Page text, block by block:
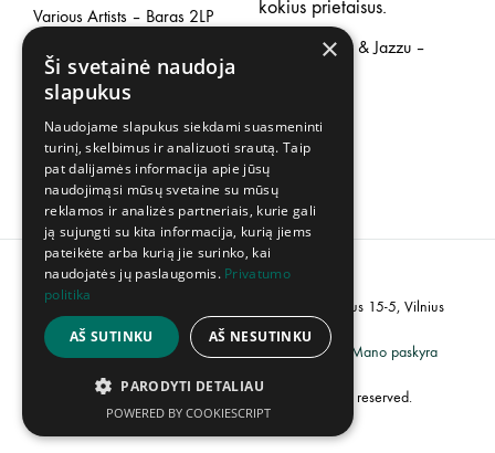
Various Artists – Baras 2LP
Leon Somov & Jazzu –
©2023 UAB „Creative Industries”. All rights reserved.
PVM kodas: LT100007358113, Adresas: Popieriaus 15-5, Vilnius
Grąžinimų politika Privatumo politika Mano paskyra
×
Ši svetainė naudoja
slapukus
Naudojame slapukus siekdami suasmeninti
turinį, skelbimus ir analizuoti srautą. Taip
pat dalijamės informacija apie jūsų
naudojimąsi mūsų svetaine su mūsų
reklamos ir analizės partneriais, kurie gali
ją sujungti su kita informacija, kurią jiems
pateikėte arba kurią jie surinko, kai
naudojatės jų paslaugomis. Privatumo
politika
AŠ SUTINKU AŠ NESUTINKU
PARODYTI DETALIAU
POWERED BY COOKIESCRIPT